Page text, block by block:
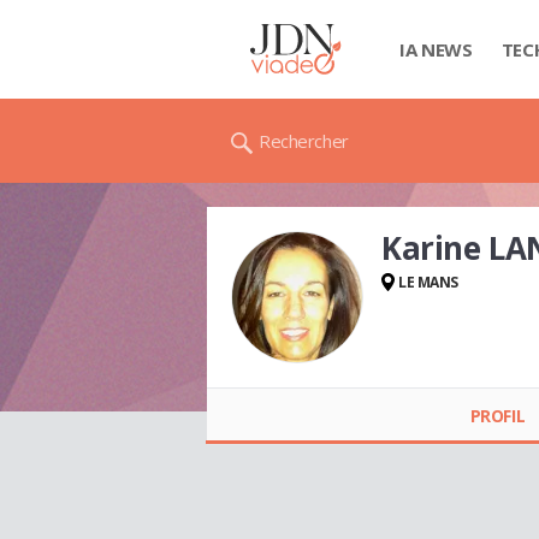
IA NEWS
Rechercher
Karine
LE MANS
PROFIL